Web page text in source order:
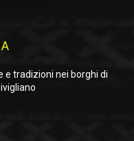
e tradizioni nei borghi di